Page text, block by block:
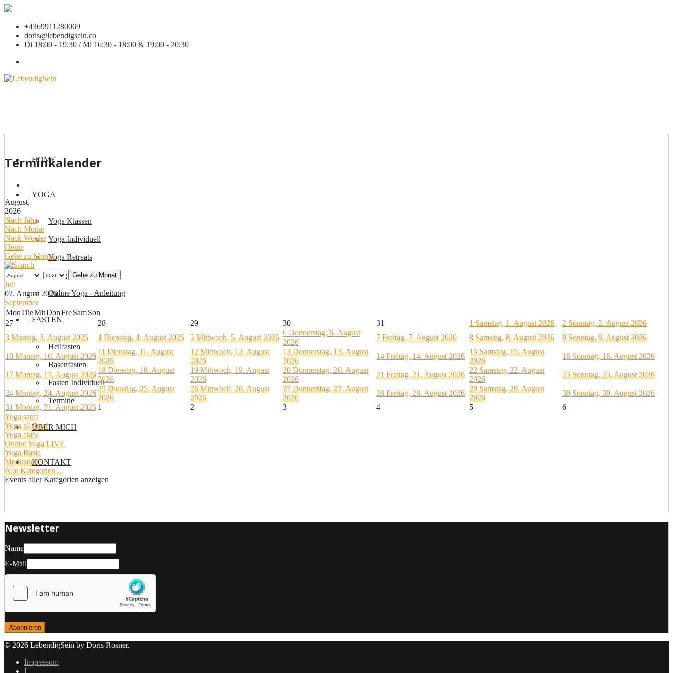
+4369911280069
doris@lebendigsein.co
Di 18:00 - 19:30 / Mi 16:30 - 18:00 & 19:00 - 20:30
HOME
YOGA
Yoga Klassen
Yoga Individuell
Yoga Retreats
Preise
Online Yoga - Anleitung
FASTEN
Heilfasten
Basenfasten
Fasten Individuell
Termine
ÜBER MICH
KONTAKT
Terminkalender
August,
2026
Nach Jahr
Nach Monat
Nach Woche
Heute
Gehe zu Monat
Gehe zu Monat
Juli
07. August 2026
September
MonDieMitDonFreSamSon
27
28 29 30 31 1 Samstag, 1. August 2026 2 Sonntag, 2. August 2026
3 Montag, 3. August 2026 4 Dienstag, 4. August 2026 5 Mittwoch, 5. August 2026
6 Donnerstag, 6. August
2026
7 Freitag, 7. August 2026 8 Samstag, 8. August 2026 9 Sonntag, 9. August 2026
10 Montag, 10. August 2026
11 Dienstag, 11. August
2026
12 Mittwoch, 12. August
2026
13 Donnerstag, 13. August
2026
14 Freitag, 14. August 2026
15 Samstag, 15. August
2026
16 Sonntag, 16. August 2026
17 Montag, 17. August 2026
18 Dienstag, 18. August
2026
19 Mittwoch, 19. August
2026
20 Donnerstag, 20. August
2026
21 Freitag, 21. August 2026
22 Samstag, 22. August
2026
23 Sonntag, 23. August 2026
24 Montag, 24. August 2026
25 Dienstag, 25. August
2026
26 Mittwoch, 26. August
2026
27 Donnerstag, 27. August
2026
28 Freitag, 28. August 2026
29 Samstag, 29. August
2026
30 Sonntag, 30. August 2026
31 Montag, 31. August 2026 1 2 3 4 5
6
Yoga sanft
Yoga all level
Yoga aktiv
Online Yoga LIVE
Yoga Basic
Meditation
Alle Kategorien ...
Events aller Kategorien anzeigen
Newsletter
Name
E-Mail
© 2026 LebendigSein by Doris Rosner.
Impressum